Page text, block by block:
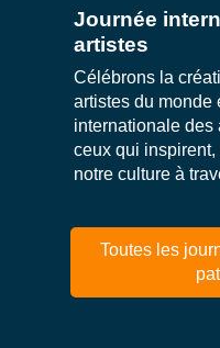
Journée
artistes
Célébrons la
artistes du monde
internationale des
ceux qui
notre culture à
Toutes les